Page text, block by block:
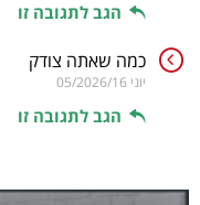
הגב לתגובה זו
כמה שאתה צודק
יוני 05/2026/16
הגב לתגובה זו